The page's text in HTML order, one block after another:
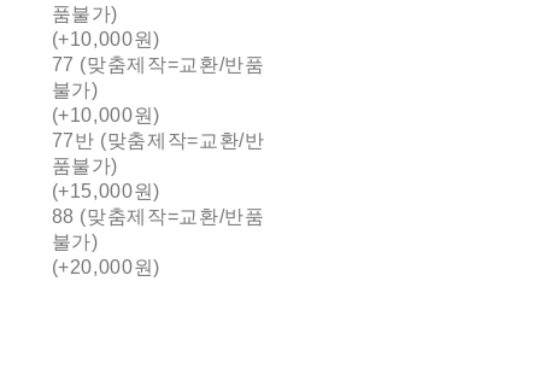
품불가)
(+10,000원)
77 (맞춤제작=교환/반품
불가)
(+10,000원)
77반 (맞춤제작=교환/반
품불가)
(+15,000원)
88 (맞춤제작=교환/반품
불가)
(+20,000원)